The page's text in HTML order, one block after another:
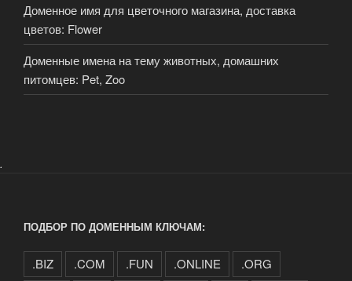
Доменное имя для цветочного магазина, доставка
цветов: Flower
Доменные имена на тему животных, домашних
питомцев: Pet, Zoo
.
ПОДБОР ПО ДОМЕННЫМ КЛЮЧАМ:
.BIZ .COM .FUN .ONLINE
.ORG